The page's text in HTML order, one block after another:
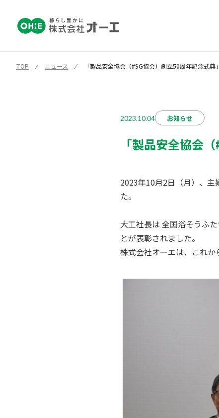
TOP ⁄ ニュース ⁄ 「製品安全協会（#SG協会）創立50周年記念式典
2023.10.04 お知らせ
「製品安全協会
2023年10月2日（月）、
た。
大工社長は 全国浴そうふ
とが表彰されました。
株式会社オーエは、これか